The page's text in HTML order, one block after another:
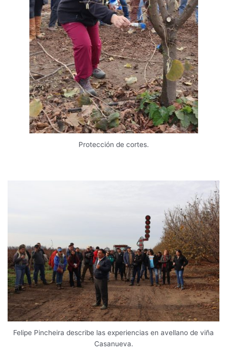
Protección de cortes.
Felipe Pincheira describe las experiencias en avellano de viña
Casanueva.